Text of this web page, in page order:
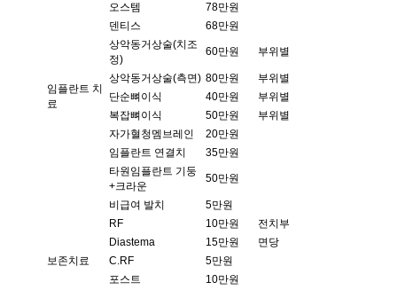
임플란트 치
료
오스템
78만원
덴티스
68만원
상악동거상술(치조
정)
60만원 부위별
상악동거상술(측면) 80만원
부위별
단순뼈이식
40만원
부위별
복잡뼈이식
50만원
부위별
자가혈청멤브레인
20만원
임플란트 연결치
35만원
타원임플란트 기둥
+크라운
50만원
비급여 발치 5만원
보존치료
RF 10만원
전치부
Diastema
15만원
면당
C.RF
5만원
포스트
10만원